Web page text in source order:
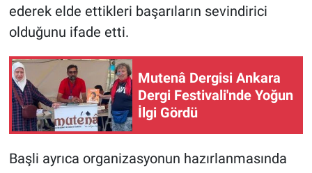
ederek elde ettikleri başarıların sevindirici
olduğunu ifade etti.
Mutenâ Dergisi Ankara
Dergi Festivali'nde Yoğun
İlgi Gördü
Başli ayrıca organizasyonun hazırlanmasında